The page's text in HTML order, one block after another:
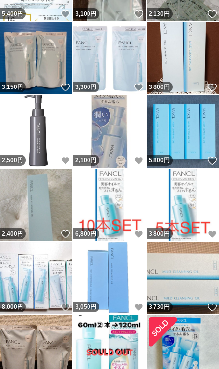
5,400円 いいね！
3,100円 いいね！
2,130円
3,150円 いいね！
3,300円 いいね！
3,800円
2,500 円 いいね！
2,100 円 いいね！
5,800円
2,400円 いいね！
6,800円 いいね！
3,800円
8,000円 いいね！
3,050円 いいね！
3,730円